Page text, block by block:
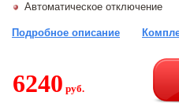
Автоматическое отключение
Подробное описание
6240 руб.